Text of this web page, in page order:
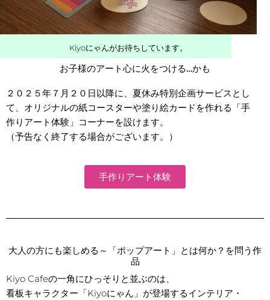
Kiyoにゃんがお待ちしています。
お子様のアート心に火をつける…かも
２０２５年７月２０日以降に、夏休み特別企画サービスとし
て、オリジナルの紙コースターや塗り絵カードを作れる「手
作りアート体験」コーナーを設けます。
（予告なく終了する場合がございます。）
手作りアート体験
大人の方にも楽しめる～「ポップアート」とは何か？を問う作
品
Kiyo Cafeの一角にひっそりと並ぶのは、
看板キャラクター「Kiyoにゃん」が登場するインテリア・